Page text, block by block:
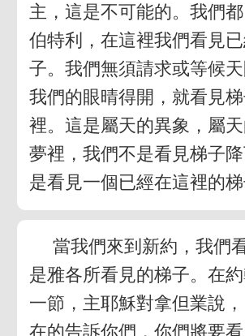
主，這是不可能的。我們
伯特利，在這裡我們看見
子。我們無須請求或等候
我們的眼晴得開，就看見
裡。這是屬天的異象，屬
夢裡，我們不是看見梯子
是看見一個已經在這裡的梯
當我們來到新約，我們
是雅各所看見的梯子。在
一節，主耶穌對拿但業說
在的告訴你們，你們將要看